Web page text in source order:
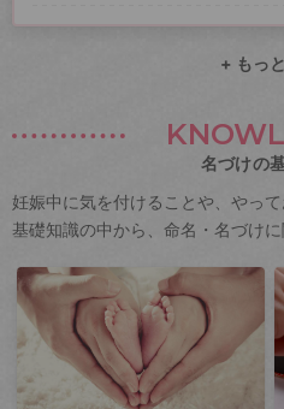
+ もっ
名づけの
妊娠中に気を付けることや、やっ
基礎知識の中から、命名・名づけ